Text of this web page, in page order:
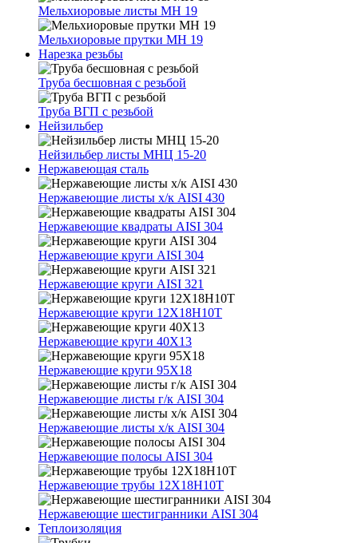
Мельхиоровые листы МН 19
Мельхиоровые прутки МН 19
Нарезка резьбы
Труба бесшовная с резьбой
Труба ВГП с резьбой
Нейзильбер
Нейзильбер листы МНЦ 15-20
Нержавеющая сталь
Нержавеющие листы х/к AISI 430
Нержавеющие квадраты AISI 304
Нержавеющие круги AISI 304
Нержавеющие круги AISI 321
Нержавеющие круги 12Х18Н10Т
Нержавеющие круги 40Х13
Нержавеющие круги 95Х18
Нержавеющие листы г/к AISI 304
Нержавеющие листы х/к AISI 304
Нержавеющие полосы AISI 304
Нержавеющие трубы 12Х18Н10Т
Нержавеющие шестигранники AISI 304
Теплоизоляция